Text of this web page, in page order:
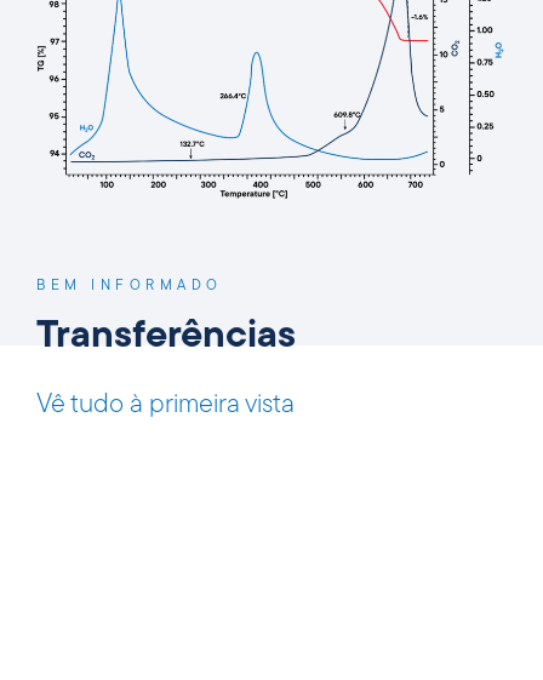
BEM INFORMADO
Transferências
Vê tudo à primeira vista